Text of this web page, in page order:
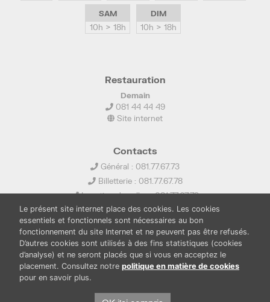
SAM
10h > 18h
DIM
10h > 18h
Restauration
Demain
081 44 44 49
Site internet
Contacts
Général : 081.77.67.73
Billetterie : 081.77.67.78
Location de salles : 081.77.67.79
info@ledelta.be
Le présent site internet place des cookies. Les cookies
essentiels et fonctionnels sont nécessaires au bon
fonctionnement du site Internet et ne peuvent pas être refusés.
D’autres cookies sont utilisés à des fins statistiques (cookies
d’analyse) et ne seront placés que si vous en acceptez le
placement. Consultez notre politique en matière de cookies
pour en savoir plus.